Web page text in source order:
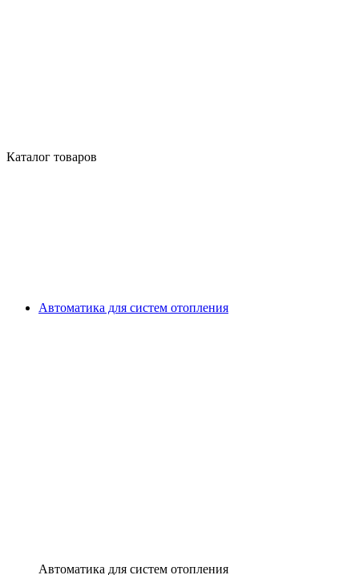
Каталог товаров
Автоматика для систем отопления
Автоматика для систем отопления